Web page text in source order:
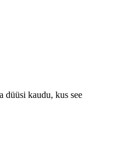
düüsi kaudu, kus see